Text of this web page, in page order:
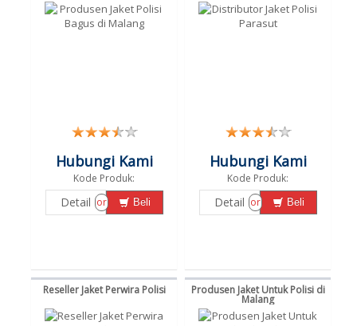
Hubungi Kami
Kode Produk:
Detail or Beli
Hubungi Kami
Kode Produk:
Detail or Beli
Reseller Jaket Perwira Polisi Produsen Jaket Untuk Polisi di
Malang